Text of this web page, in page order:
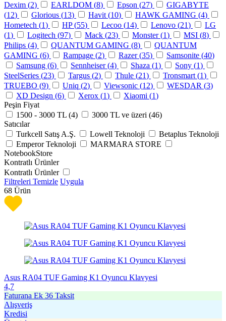
Dexim (2) EARLDOM (8) Epson (27)
GIGABYTE
(12) Glorious (13) Havit (10) HAWK GAMING (4)
Hometech (1) HP (55) Lecoo (14) Lenovo (21)
LG
(1) Logitech (97) Mack (23) Monster (1) MSI (8)
Philips (4) QUANTUM GAMING (8)
QUANTUM
GAMING (6) Rampage (2) Razer (35) Samsonite (40)
Samsung (6) Sennheiser (4) Shaza (1) Sony (1)
SteelSeries (23) Targus (2) Thule (21) Tronsmart (1)
TRUEBO (9) Uniq (2) Viewsonic (12) WESDAR (3)
XD Design (6) Xerox (1) Xiaomi (1)
Peşin Fiyat
1500 - 3000 TL (4) 3000 TL ve üzeri (46)
Satıcılar
Turkcell Satış A.Ş.
Lowell Teknoloji
Betaplus Teknoloji
Emperor Teknoloji
MARMARA STORE
NotebookStore
Kontratlı Ürünler
Kontratlı Ürünler
Filtreleri Temizle Uygula
68 Ürün
Asus RA04 TUF Gaming K1 Oyuncu Klavyesi
4,7
Faturana Ek 36 Taksit
Alışveriş
Kredisi